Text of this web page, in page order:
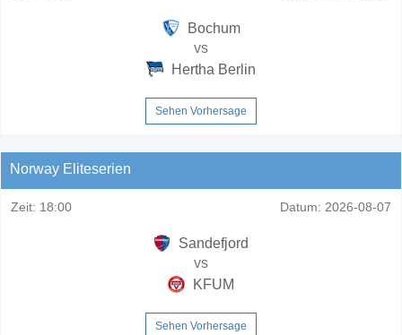
Bochum
vs
Hertha Berlin
Sehen Vorhersage
Norway Eliteserien
Zeit: 18:00 Datum: 2026-08-07
Sandefjord
vs
KFUM
Sehen Vorhersage